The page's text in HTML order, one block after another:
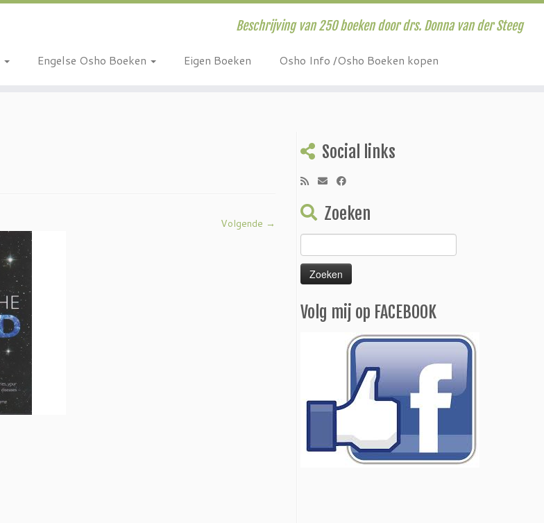
Beschrijving van 250 boeken door drs. Donna van der Steeg
Engelse Osho Boeken Eigen Boeken Osho Info /Osho Boeken kopen
Volgende →
Social links
Zoeken
naar:
Volg mij op FACEBOOK